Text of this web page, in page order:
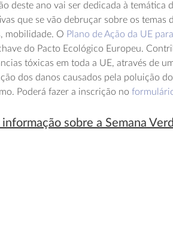
deste ano vai ser dedicada à temática
que se vão debruçar sobre os temas
mobilidade. O Plano de Ação da UE
do Pacto Ecológico Europeu.
tóxicas em toda a UE, através de
dos danos causados pela poluição
Poderá fazer a inscrição no
informação sobre a Semana